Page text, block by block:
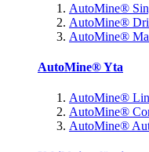
AutoMine®
AutoMine®
AutoMine®
AutoMine® Yta
AutoMine®
AutoMine®
AutoMine®